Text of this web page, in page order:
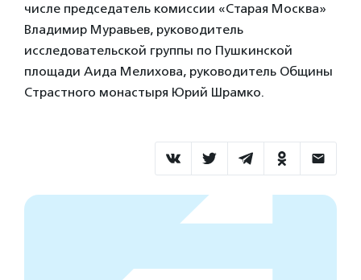
числе председатель комиссии «Старая Москва»
Владимир Муравьев, руководитель
исследовательской группы по Пушкинской
площади Аида Мелихова, руководитель Общины
Страстного монастыря Юрий Шрамко.